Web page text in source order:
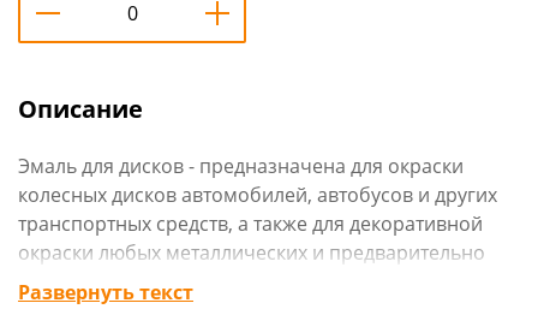
Описание
Эмаль для дисков - предназначена для окраски
колесных дис­ков автомобилей, автобусов и других
транспортных средств, а также для декоративной
окраски любых металлических и предварительно
загрунтованных деревянных поверхностей.
Развернуть текст